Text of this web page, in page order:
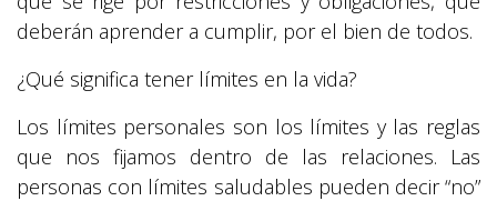
deberán aprender a cumplir, por el bien de todos.
¿Qué significa tener límites en la vida?
Los límites personales son los límites y las reglas
que nos fijamos dentro de las relaciones. Las
personas con límites saludables pueden decir “no”